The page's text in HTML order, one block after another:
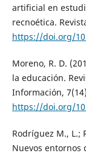
artificial en
recnoética.
https://doi.org/
Moreno, R. D.
la educación.
Información,
https://doi.org/
Rodríguez M., L.;
Nuevos entornos